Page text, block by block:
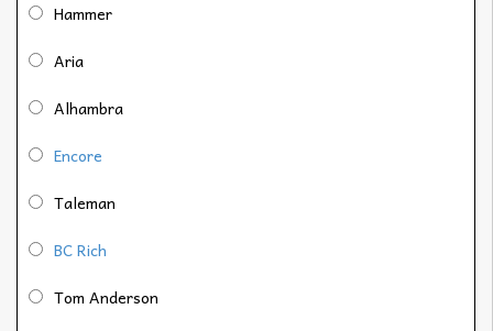
Hammer
Aria
Alhambra
Encore
Taleman
BC Rich
Tom Anderson